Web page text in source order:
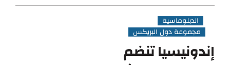
الدبلوماسية
مجموعة دول البريكس
إندونيسيا تنضم